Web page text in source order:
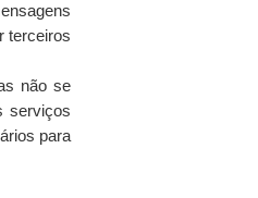
terceiros
não se
serviços
para